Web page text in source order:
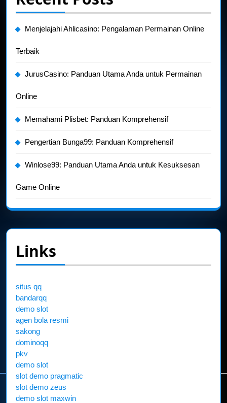
Menjelajahi Ahlicasino: Pengalaman Permainan Online
Terbaik
JurusCasino: Panduan Utama Anda untuk Permainan
Online
Memahami Plisbet: Panduan Komprehensif
Pengertian Bunga99: Panduan Komprehensif
Winlose99: Panduan Utama Anda untuk Kesuksesan
Game Online
Links
situs qq
bandarqq
demo slot
agen bola resmi
sakong
dominoqq
pkv
demo slot
slot demo pragmatic
slot demo zeus
demo slot maxwin